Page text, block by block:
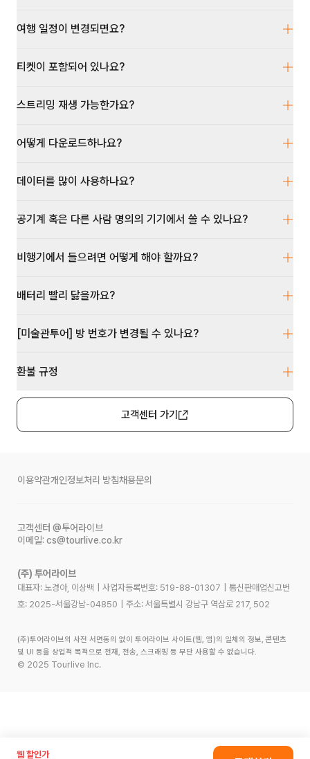
여행 일정이 변경되면요?
티켓이 포함되어 있나요?
스트리밍 재생 가능한가요?
어떻게 다운로드하나요?
데이터를 많이 사용하나요?
공기계 혹은 다른 사람 명의의 기기에서 쓸 수 있나요?
비행기에서 들으려면 어떻게 해야 할까요?
배터리 빨리 닳을까요?
[미술관투어] 방 번호가 변경될 수 있나요?
환불 규정
고객센터 가기
이용약관개인정보처리 방침채용문의
고객센터 @투어라이브
이메일: cs@tourlive.co.kr
(주) 투어라이브
대표자: 노경아, 이상백 사업자등록번호: 519-88-01307
통신판매업신고번
호: 2025-서울강남-04850 주소: 서울특별시 강남구 역삼로 217, 502
(주)투어라이브의 사전 서면동의 없이 투어라이브 사이트(웹, 앱)의 일체의 정보, 콘텐츠
및 UI 등을 상업적 목적으로 전재, 전송, 스크래핑 등 무단 사용할 수 없습니다.
© 2025 Tourlive Inc.
웹 할인가